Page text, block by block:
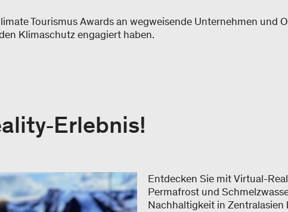
Tourismus Awards an wegweisende Unternehmen und
Klimaschutz engagiert haben.
Entdecken Sie mit Virtual-
Permafrost und
Nachhaltigkeit in Zentralasien